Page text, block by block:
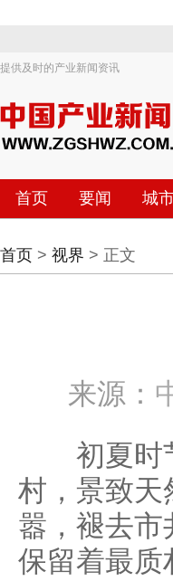
提供及时的产业新闻资讯
首页 要闻 城
首页 > 视界 > 正文
来源：
初夏时节
村，景致天
嚣，褪去市
保留着最质